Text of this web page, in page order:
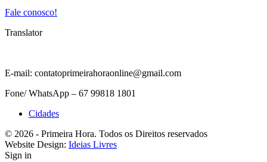
Fale conosco!
Translator
E-mail: contatoprimeirahoraonline@gmail.com
Fone/ WhatsApp – 67 99818 1801
Cidades
© 2026 - Primeira Hora. Todos os Direitos reservados
Website Design: Ideias Livres
Sign in